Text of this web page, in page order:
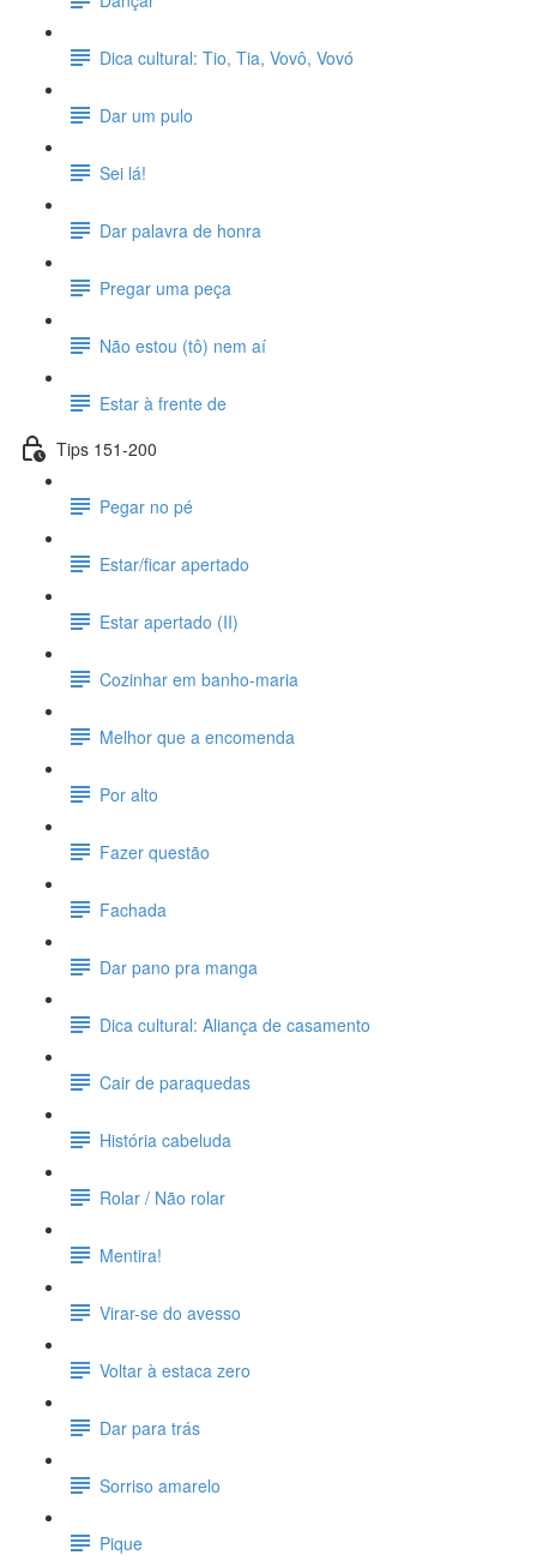
Dica cultural: Tio, Tia, Vovô, Vovó
Dar um pulo
Sei lá!
Dar palavra de honra
Pregar uma peça
Não estou (tô) nem aí
Estar à frente de
Tips 151-200
Pegar no pé
Estar/ficar apertado
Estar apertado (II)
Cozinhar em banho-maria
Melhor que a encomenda
Por alto
Fazer questão
Fachada
Dar pano pra manga
Dica cultural: Aliança de casamento
Cair de paraquedas
História cabeluda
Rolar / Não rolar
Mentira!
Virar-se do avesso
Voltar à estaca zero
Dar para trás
Sorriso amarelo
Pique